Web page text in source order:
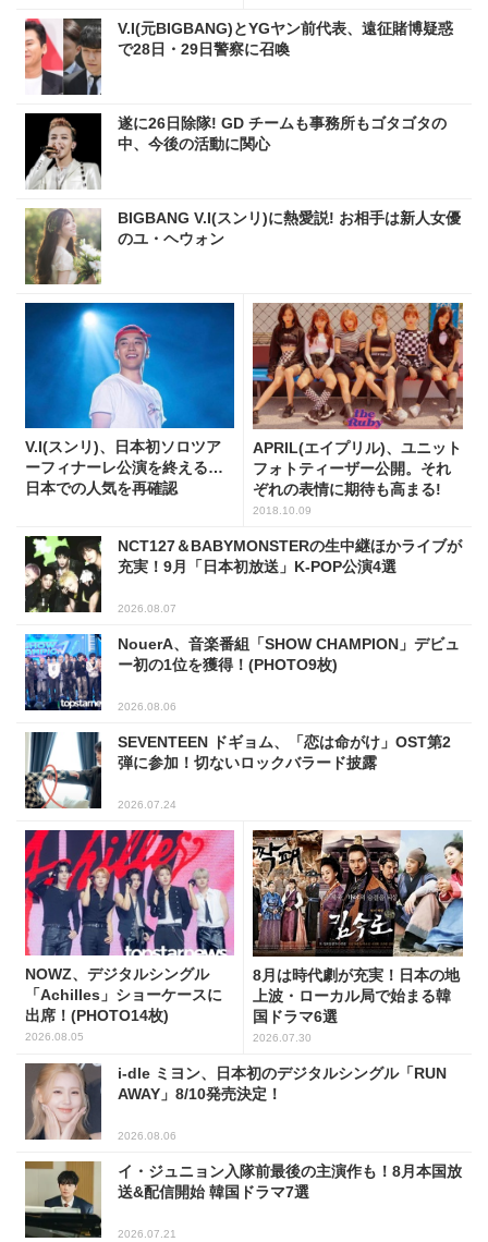
V.I(元BIGBANG)とYGヤン前代表、遠征賭博疑惑
で28日・29日警察に召喚
遂に26日除隊! GD チームも事務所もゴタゴタの
中、今後の活動に関心
BIGBANG V.I(スンリ)に熱愛説! お相手は新人女優
のユ・ヘウォン
V.I(スンリ)、日本初ソロツア
ーフィナーレ公演を終える…
日本での人気を再確認
APRIL(エイプリル)、ユニット
フォトティーザー公開。それ
ぞれの表情に期待も高まる!
2018.10.09
NCT127＆BABYMONSTERの生中継ほかライブが
充実！9月「日本初放送」K-POP公演4選
2026.08.07
NouerA、音楽番組「SHOW CHAMPION」デビュ
ー初の1位を獲得！(PHOTO9枚)
2026.08.06
SEVENTEEN ドギョム、「恋は命がけ」OST第2
弾に参加！切ないロックバラード披露
2026.07.24
NOWZ、デジタルシングル
「Achilles」ショーケースに
出席！(PHOTO14枚)
2026.08.05
8月は時代劇が充実！日本の地
上波・ローカル局で始まる韓
国ドラマ6選
2026.07.30
i-dle ミヨン、日本初のデジタルシングル「RUN
AWAY」8/10発売決定！
2026.08.06
イ・ジュニョン入隊前最後の主演作も！8月本国放
送&配信開始 韓国ドラマ7選
2026.07.21